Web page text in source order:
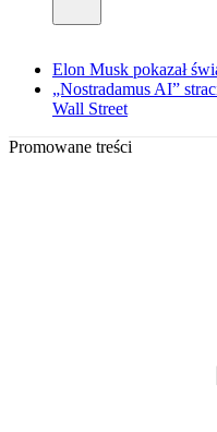
Elon Musk pokazał
„Nostradamus AI”
Wall Street
Promowane treści